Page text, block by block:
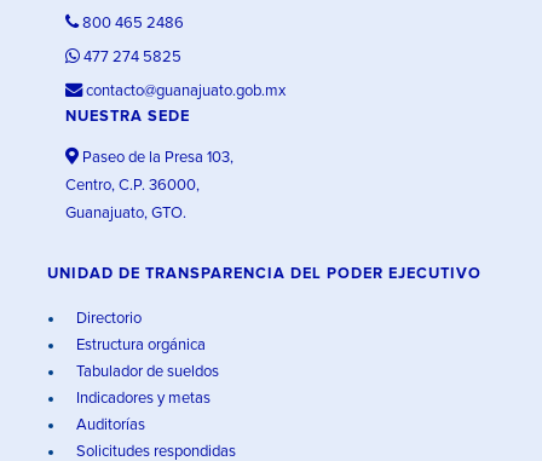
800 465 2486
477 274 5825
contacto@guanajuato.gob.mx
NUESTRA SEDE
Paseo de la Presa 103,
Centro, C.P. 36000,
Guanajuato, GTO.
UNIDAD DE TRANSPARENCIA DEL PODER EJECUTIVO
Directorio
Estructura orgánica
Tabulador de sueldos
Indicadores y metas
Auditorías
Solicitudes respondidas